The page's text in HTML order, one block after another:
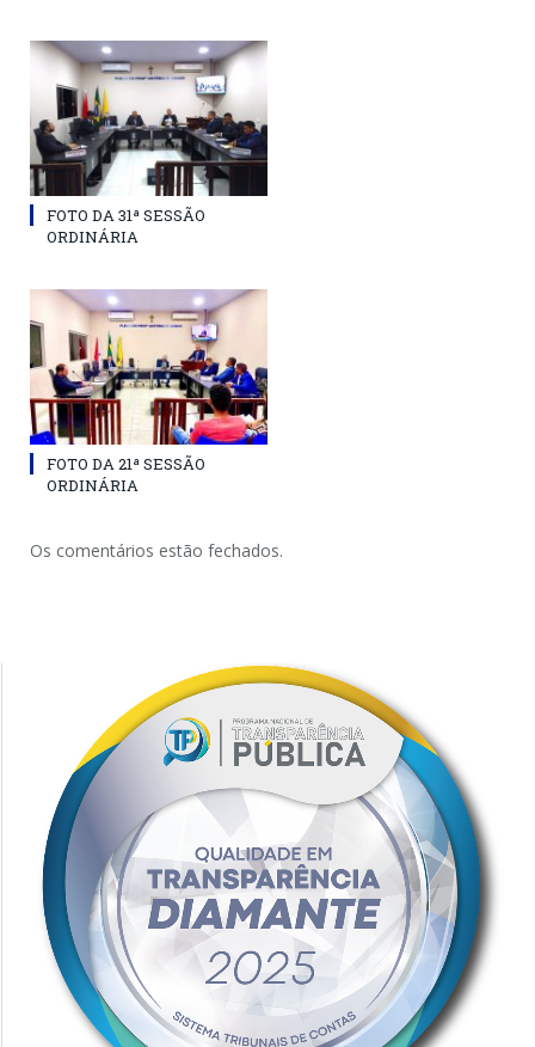
FOTO DA 31ª SESSÃO
ORDINÁRIA
FOTO DA 21ª SESSÃO
ORDINÁRIA
Os comentários estão fechados.